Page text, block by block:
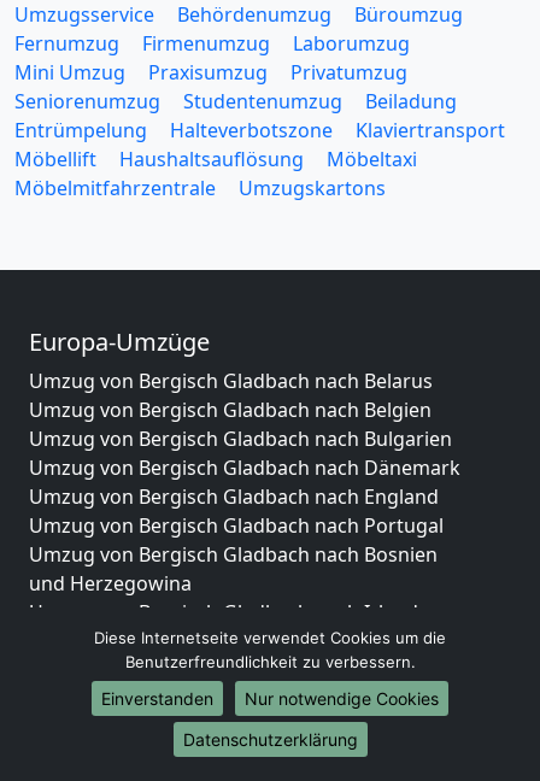
Umzugsservice Behördenumzug
Büroumzug
Fernumzug
Firmenumzug
Laborumzug
Mini Umzug
Praxisumzug
Privatumzug
Seniorenumzug
Studentenumzug
Beiladung
Entrümpelung
Halteverbotszone
Klaviertransport
Möbellift
Haushaltsauflösung
Möbeltaxi
Möbelmitfahrzentrale
Umzugskartons
Europa-Umzüge
Umzug von Bergisch Gladbach nach Belarus
Umzug von Bergisch Gladbach nach Belgien
Umzug von Bergisch Gladbach nach Bulgarien
Umzug von Bergisch Gladbach nach Dänemark
Umzug von Bergisch Gladbach nach England
Umzug von Bergisch Gladbach nach Portugal
Umzug von Bergisch Gladbach nach Bosnien
und Herzegowina
Umzug von Bergisch Gladbach nach Irland
Umzug von Bergisch Gladbach nach Lettland
Umzug von Bergisch Gladbach nach Zypern
Umzug von Bergisch Gladbach nach Kroatien
Umzug von Bergisch Gladbach nach Estland
Umzug von Bergisch Gladbach nach Finnland
Diese Internetseite verwendet Cookies um die
Benutzerfreundlichkeit zu verbessern.
Einverstanden
Nur notwendige Cookies
Datenschutzerklärung